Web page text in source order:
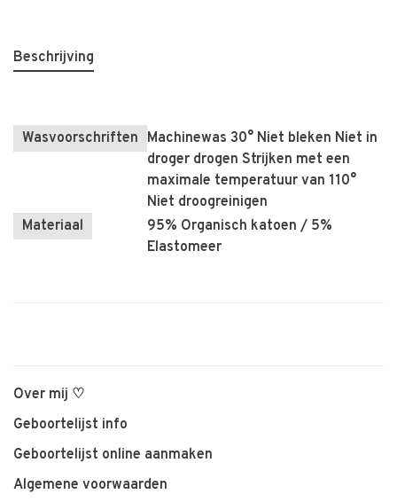
Beschrijving
Wasvoorschriften Machinewas 30° Niet bleken Niet in
droger drogen Strijken met een
maximale temperatuur van 110°
Niet droogreinigen
Materiaal
95% Organisch katoen / 5%
Elastomeer
Over mij ♡
Geboortelijst info
Geboortelijst online aanmaken
Algemene voorwaarden